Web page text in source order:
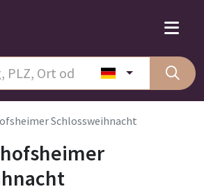
Schlossweihnacht